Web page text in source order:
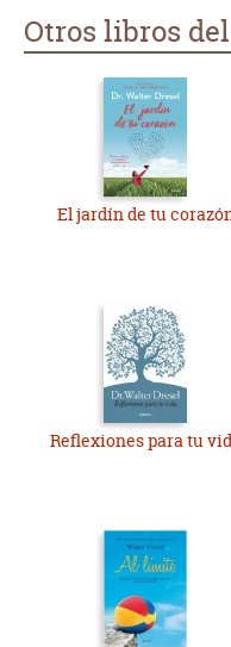
Otros libros
El jardín de tu
Reflexiones para tu